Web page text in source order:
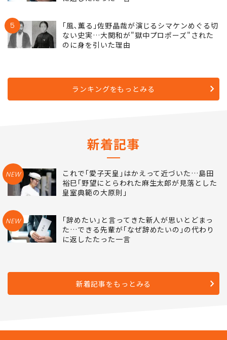
5
｢風､薫る｣佐野晶哉が演じるシマケンめぐる切
ない史実…大関和が"獄中プロポーズ"された
のに身を引いた理由
ランキングをもっとみる
新着記事
NEW
これで｢愛子天皇｣はかえって近づいた…島田
裕巳｢野望にとらわれた麻生太郎が見落とした
皇室典範の大原則｣
NEW
｢辞めたい｣と言ってきた新人が思いとどまっ
た…できる先輩が｢なぜ辞めたいの｣の代わり
に返したたった一言
新着記事をもっとみる